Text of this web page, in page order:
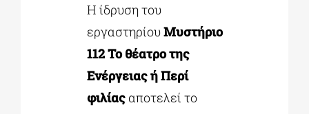
Η ίδρυση του
εργαστηρίουΜυστήριο
112 Το θέατρο της
Ενέργειας ή Περί
φιλίας αποτελεί το